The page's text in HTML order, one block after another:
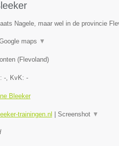
Nagele, maar wel in de provincie
maps ▼
(Flevoland)
-, KvK: -
Bleeker
trainingen.nl Screenshot ▼